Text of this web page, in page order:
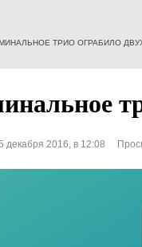
ТРИО ОГРАБИЛО
декабря 2016, в 12:08